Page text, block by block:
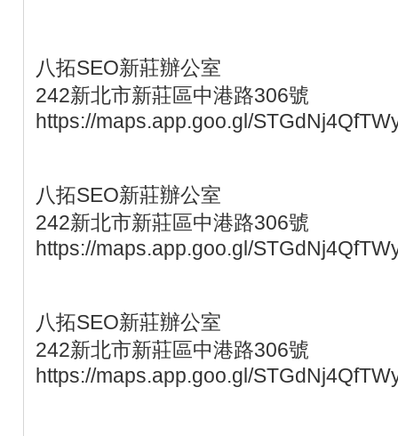
八拓SEO新莊辦公室
242新北市新莊區中港路306號
https://maps.app.goo.gl/
八拓SEO新莊辦公室
242新北市新莊區中港路306號
https://maps.app.goo.gl/
八拓SEO新莊辦公室
242新北市新莊區中港路306號
https://maps.app.goo.gl/